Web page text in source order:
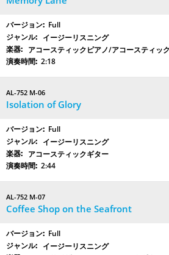
Full
イージーリスニング
アコースティックピアノ/アコースティッ
2:18
AL-752 M-06
Isolation of Glory
Full
イージーリスニング
アコースティックギター
2:44
AL-752 M-07
Coffee Shop on the Seafront
Full
イージーリスニング